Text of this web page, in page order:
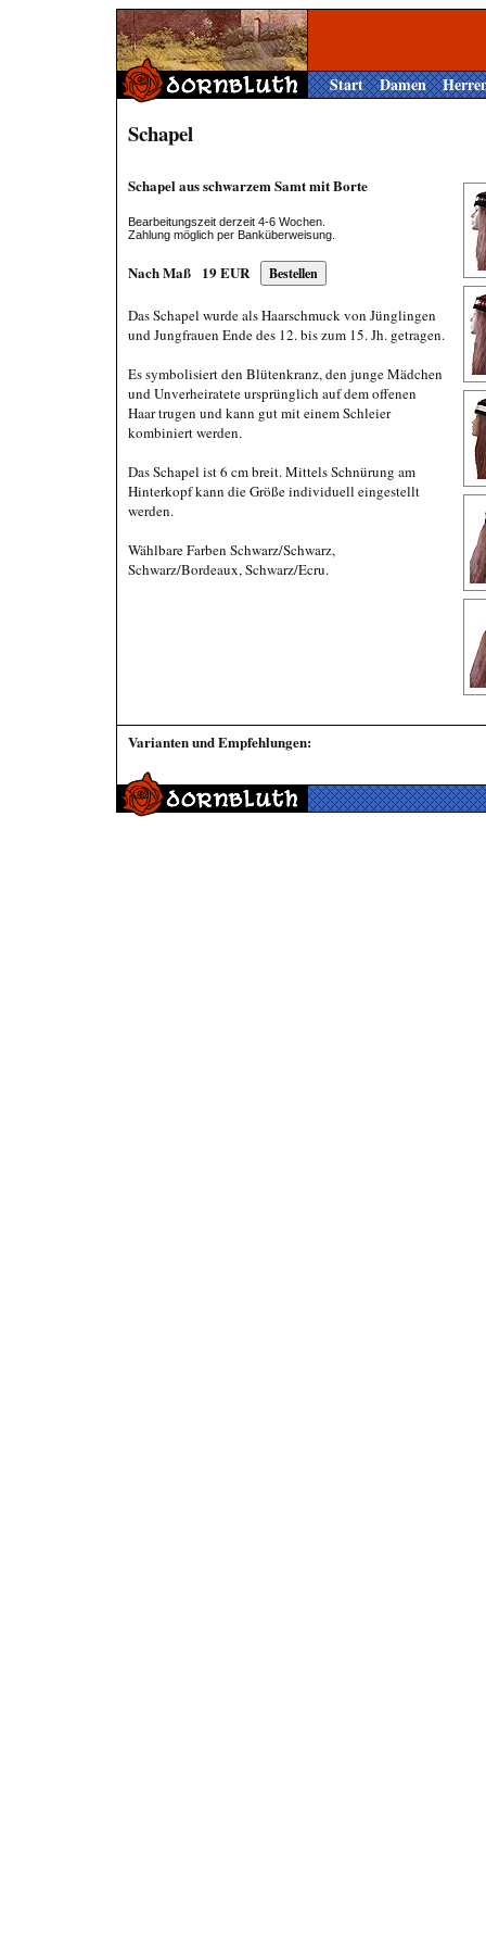
Start Damen
Schapel
Schapel aus schwarzem Samt mit Borte
Bearbeitungszeit derzeit 4-6 Wochen.
Zahlung möglich per Banküberweisung.
Nach Maß 19EUR
Das Schapel wurde als Haarschmuck von Jünglingen
und Jungfrauen Ende des 12. bis zum 15. Jh. getragen.
Es symbolisiert den Blütenkranz, den junge Mädchen
und Unverheiratete ursprünglich auf dem offenen
Haar trugen und kann gut mit einem Schleier
kombiniert werden.
Das Schapel ist 6 cm breit. Mittels Schnürung am
Hinterkopf kann die Größe individuell eingestellt
werden.
Wählbare Farben Schwarz/Schwarz,
Schwarz/Bordeaux, Schwarz/Ecru.
Varianten und Empfehlungen: